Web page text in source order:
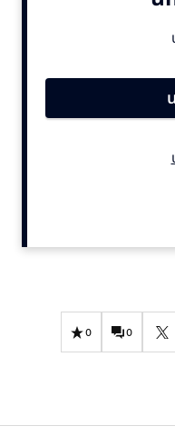
Gedragsverandering
Influencer marketing
Media
0 0